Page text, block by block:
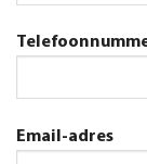
Email-adres